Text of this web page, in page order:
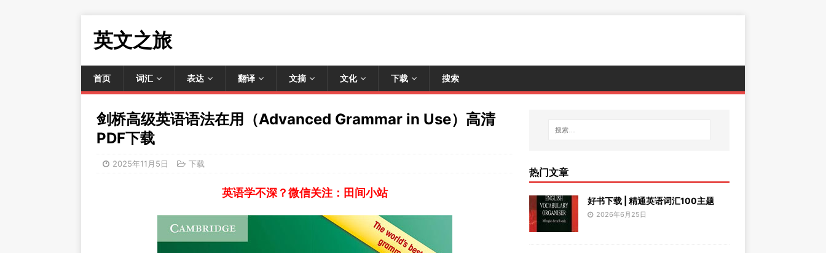
英文之旅
首页 词汇 表达 翻译 文摘 文化 下载 搜索
剑桥高级英语语法在用（Advanced Grammar in Use）高清
PDF下载
2025年11月5日 下载
英语学不深？微信关注：田间小站
热门文章
好书下载 | 精通英语词汇100主题
2026年6月25日